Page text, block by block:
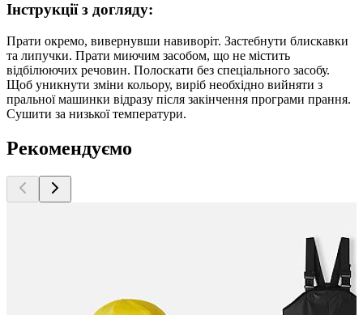
Інструкції з догляду:
Прати окремо, вивернувши навиворіт. Застебнути блискавки
та липучки. Прати миючим засобом, що не містить
відбілюючих речовин. Полоскати без спеціального засобу.
Щоб уникнути зміни кольору, виріб необхідно вийняти з
пральної машинки відразу після закінчення програми прання.
Сушити за низької температури.
Рекомендуємо